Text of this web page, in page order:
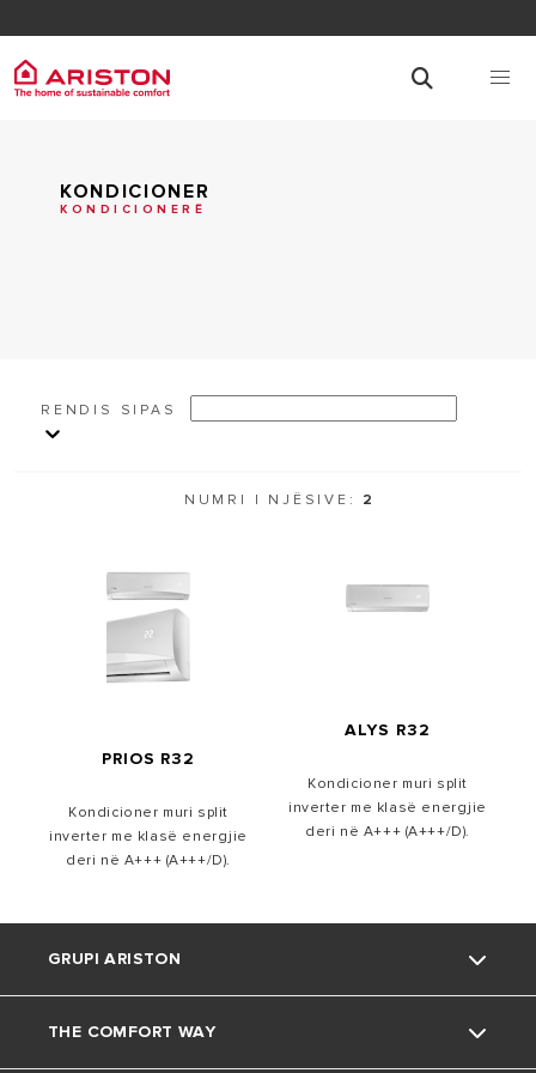
KONDICIONER
KONDICIONERË
RENDIS SIPAS
NUMRI I NJËSIVE: 2
PRIOS R32
Kondicioner muri split
inverter me klasë energjie
deri në A+++ (A+++/D).
ALYS R32
Kondicioner muri split
inverter me klasë energjie
deri në A+++ (A+++/D).
GRUPI ARISTON
Rreth nesh
THE COMFORT WAY